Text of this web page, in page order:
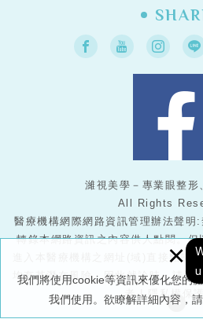
我們將使用cookie等資訊來優化您的
我們使用。欲瞭解詳細內容，
×
濰視美學－專業眼整形
All Rights
醫療機構網際網路資訊管理辦法聲明
轉錄本網路資訊之內容供人點閱。
進入本醫療機構之網址(域)直接點閱
均有其潛在風險，因此就診時，請務
者| 隱私權保